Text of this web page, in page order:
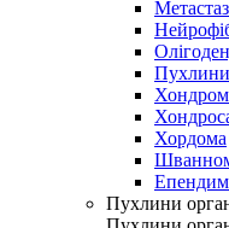
Пухлини
Хордома
Пухлини